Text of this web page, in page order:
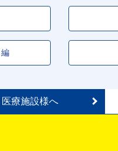
医療施設様へ